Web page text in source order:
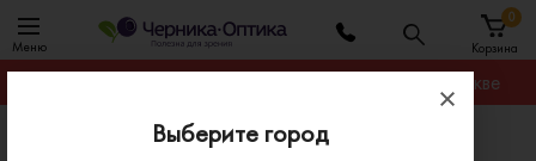
Выберите город
Меню Корзина
0
Гарантируем лучшую цену на любую оправу в Москве
Солнцезащитные очки